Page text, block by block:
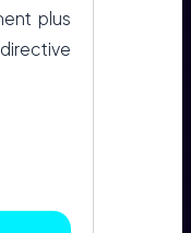
plus